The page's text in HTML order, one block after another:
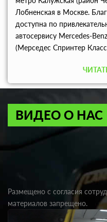
Лобненская в Москве.
доступна по
автосервису Mercedes-
(Мерседес Спринтер
ВИДЕО О НАС
Размещено с согласия
материалов запрещено.